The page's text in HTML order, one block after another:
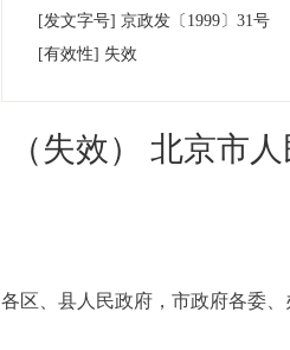
[发文字号] 京政发 〔1999〕 31号
[有效性] 失效
（失效） 北京市
各区、县人民政府，市政府各委、